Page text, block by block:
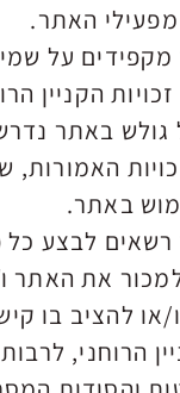
האתר.
על
הקניין
גולש באתר
האמורות,
באתר.
לבצע כל
את האתר
להציב בו
הרוחני,